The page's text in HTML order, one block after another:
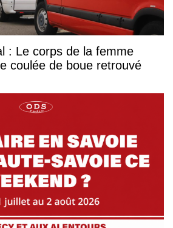
: Le corps de la femme
coulée de boue retrouvé